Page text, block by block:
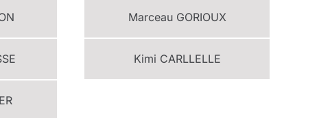
Marceau GORIOUX
Kimi CARLLELLE